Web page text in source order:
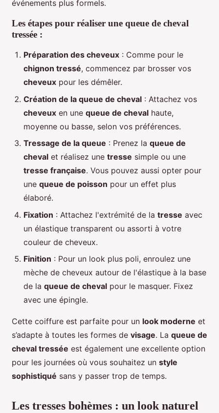
événements plus formels.
Les étapes pour réaliser une queue de cheval
tressée :
Préparation des cheveux : Comme pour le
chignon tressé, commencez par brosser vos
cheveux pour les démêler.
Création de la queue de cheval : Attachez vos
cheveux en une queue de cheval haute,
moyenne ou basse, selon vos préférences.
Tressage de la queue : Prenez la queue de
cheval et réalisez une tresse simple ou une
tresse française. Vous pouvez aussi opter pour
une queue de poisson pour un effet plus
élaboré.
Fixation : Attachez l'extrémité de la tresse avec
un élastique transparent ou assorti à votre
couleur de cheveux.
Finition : Pour un look plus poli, enroulez une
mèche de cheveux autour de l'élastique à la base
de la queue de cheval pour le masquer. Fixez
avec une épingle.
Cette coiffure est parfaite pour un look moderne et
s’adapte à toutes les formes de visage. La queue de
cheval tressée est également une excellente option
pour les journées où vous souhaitez un style
sophistiqué sans y passer trop de temps.
Les tresses bohèmes : un look naturel